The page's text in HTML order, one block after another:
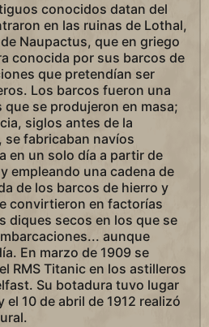
conocidos datan del
en las ruinas de Lothal,
Naupactus, que en griego
conocida por sus barcos de
que pretendían ser
Los barcos fueron una
se produjeron en masa;
siglos antes de la
se fabricaban navíos
en un solo día a partir de
empleando una cadena de
de los barcos de hierro y
convirtieron en factorías
diques secos en los que se
aunque
En marzo de 1909 se
RMS Titanic en los astilleros
Su botadura tuvo lugar
10 de abril de 1912 realizó